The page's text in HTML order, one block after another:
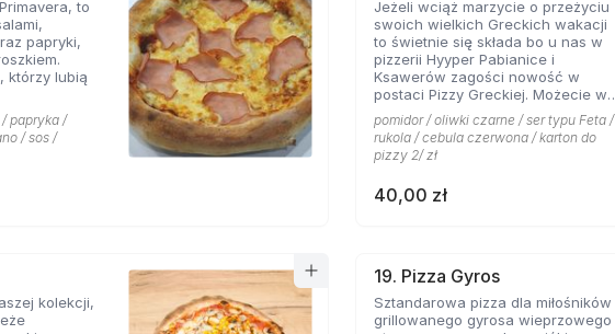
to
papryki,
którzy lubią
papryka /
/ sos /
Jeżeli wciąż marzycie o przeżyciu
swoich wielkich Greckich wakacji
to świetnie się składa bo u nas w
pizzerii Hyyper Pabianice i
Ksawerów zagości nowość w
postaci Pizzy Greckiej. Możecie w
niej liczyć na dodatek iście
greckich składników,
przywołujących na myśl
piaszczyste plaże i ciepły klimat -
smak doskonale współgra z
charakteru. Jest to pizza dla
miłośników wyjątkowych smaków,
którzy nie boją się poznawać
nowych połączeń.
pomidor / oliwki czarne / ser typu Feta /
rukola / cebula czerwona / karton do
pizzy 2/ zł
40,00 zł
kolekcji,
19. Pizza Gyros
Sztandarowa pizza dla miłośników
grillowanego gyrosa wieprzowego